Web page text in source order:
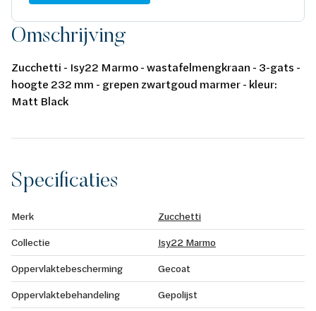
Omschrijving
Zucchetti - Isy22 Marmo - wastafelmengkraan - 3-gats -
hoogte 232 mm - grepen zwartgoud marmer - kleur:
Matt Black
Specificaties
Merk
Zucchetti
Collectie
Isy22 Marmo
Oppervlaktebescherming
Gecoat
Oppervlaktebehandeling
Gepolijst